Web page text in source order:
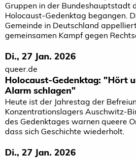
Gruppen in der Bundeshauptstadt
Holocaust-Gedenktag begangen.
Gemeinde in Deutschland
gemeinsamen Kampf gegen
Di., 27 Jan. 2026
queer.de
Holocaust-Gedenktag: "Hört
Alarm schlagen"
Heute ist der Jahrestag der
Konzentrationslagers Auschwitz-
des Gedenktages warnen queere
dass sich Geschichte wiederholt.
Di., 27 Jan. 2026